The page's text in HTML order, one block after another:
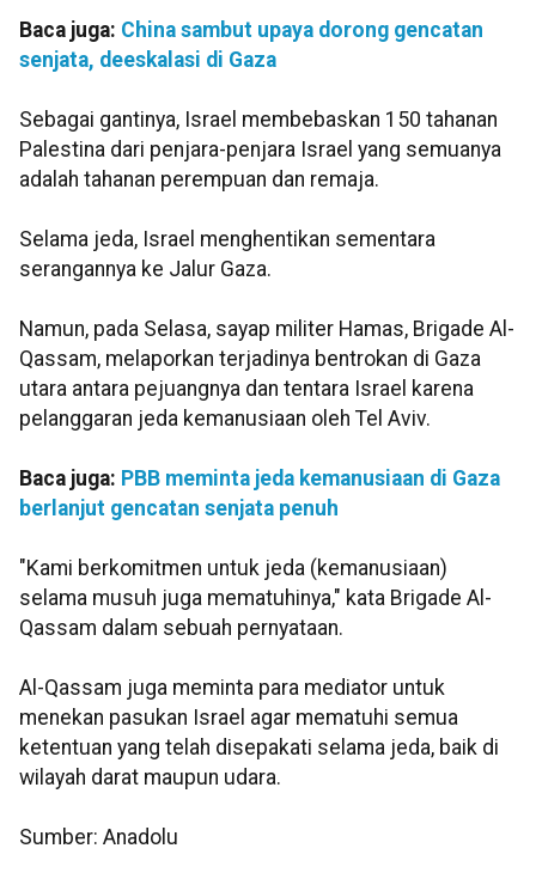
Baca juga: China sambut upaya dorong gencatan
senjata, deeskalasi di Gaza
Sebagai gantinya, Israel membebaskan 150 tahanan
Palestina dari penjara-penjara Israel yang semuanya
adalah tahanan perempuan dan remaja.
Selama jeda, Israel menghentikan sementara
serangannya ke Jalur Gaza.
Namun, pada Selasa, sayap militer Hamas, Brigade Al-
Qassam, melaporkan terjadinya bentrokan di Gaza
utara antara pejuangnya dan tentara Israel karena
pelanggaran jeda kemanusiaan oleh Tel Aviv.
Baca juga: PBB meminta jeda kemanusiaan di Gaza
berlanjut gencatan senjata penuh
"Kami berkomitmen untuk jeda (kemanusiaan)
selama musuh juga mematuhinya," kata Brigade Al-
Qassam dalam sebuah pernyataan.
Al-Qassam juga meminta para mediator untuk
menekan pasukan Israel agar mematuhi semua
ketentuan yang telah disepakati selama jeda, baik di
wilayah darat maupun udara.
Sumber: Anadolu